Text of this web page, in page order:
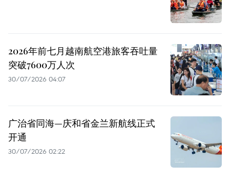
2026年前七月越南航空港旅客吞吐量
突破7600万人次
30/07/2026 04:07
广治省同海—庆和省金兰新航线正式
开通
30/07/2026 02:22